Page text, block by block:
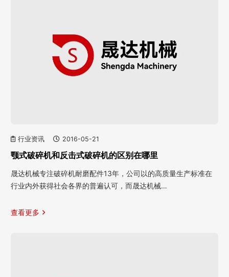
行业资讯 2016-05-21
颚式破碎机和反击式破碎机的区别在哪里
晟达机械专注破碎机耐磨配件13年，公司以的高质量生产标准在
行业内外获得社会各界的普遍认可，而晟达机械…
查看更多